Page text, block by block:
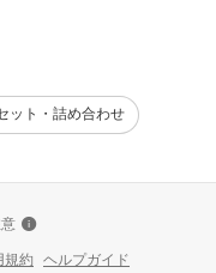
ット・詰め合わせ
規約 ヘルプガイド